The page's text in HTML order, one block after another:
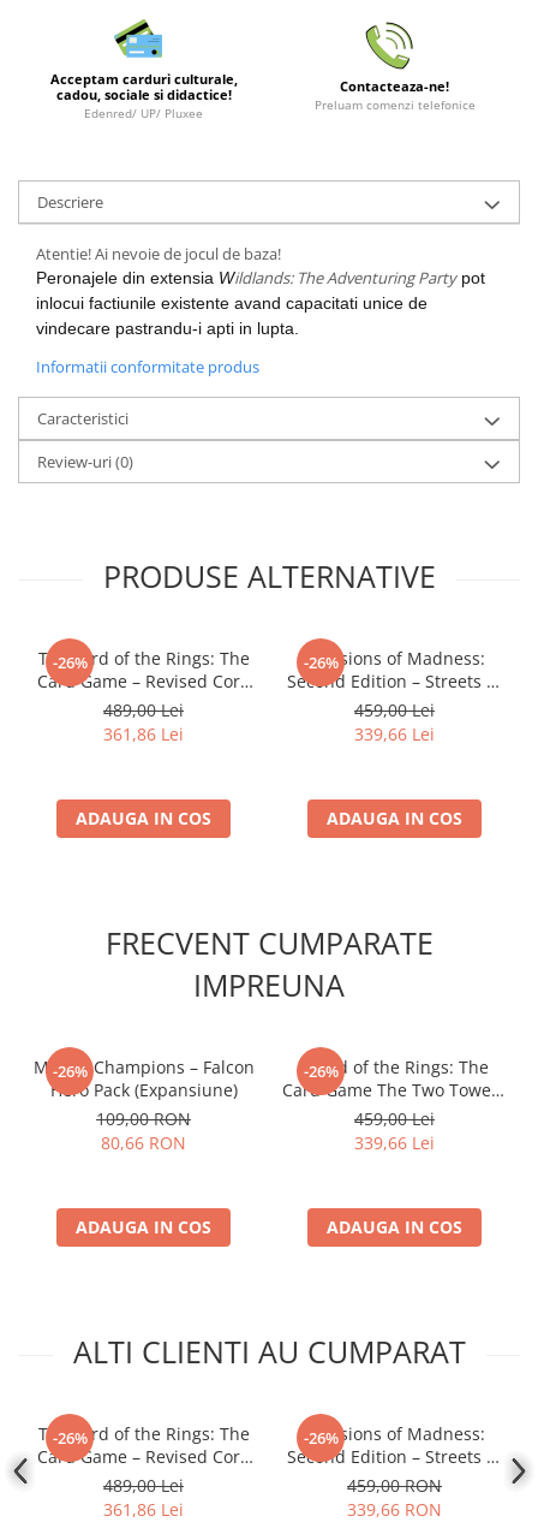
Geek Stuff
Brelocuri
Plusuri si papusi
Decoratiuni
Carti
Fesuri
Studio Ghibli/My Neighbor
Totoro/Kiki etc
Minecraft
Lord of The Rings
Naruto Shippuden
Sailor Moon
Fallout
KPop Demon Hunters
Retro Arcade – Jocuri, Console si
Hello Kitty - Produse Oficiale
Sanrio
Comic Books (Benzi Desenate)
DragonBallZ
Yu-Gi-Oh!
Accesorii TCG
Cardfight!! Vanguard
Weis Schwarz
Flesh and Blood
Acceptam carduri culturale,
cadou, sociale si didactice!
Edenred/ UP/ Pluxee
Contacteaza-ne!
Preluam comenzi telefonice
Descriere
Atentie! Ai nevoie de jocul de baza!
Peronajele din extensia Wildlands: The Adventuring Partypot
inlocui factiunile existente avand capacitati unice de
vindecare pastrandu-i apti in lupta.
Informatii conformitate produs
Caracteristici
Review-uri(0)
PRODUSE ALTERNATIVE
-26%
The Lord of the Rings: The
Card Game – Revised Core
Set
489,00 Lei
361,86 Lei
ADAUGA IN COS
-26%
Mansions of Madness:
Second Edition – Streets of
Arkham: Expansion
459,00 Lei
339,66 Lei
ADAUGA IN COS
FRECVENT CUMPARATE
IMPREUNA
-26%
Marvel Champions – Falcon
Hero Pack (Expansiune)
109,00 RON
80,66 RON
ADAUGA IN COS
-26%
- Lord of the Rings: The
Card Game The Two Towers
Saga Expansion
459,00 Lei
339,66 Lei
ADAUGA IN COS
ALTI CLIENTI AU CUMPARAT
-26%
The Lord of the Rings: The
Card Game – Revised Core
Set
489,00 Lei
361,86 Lei
-26%
Mansions of Madness:
Second Edition – Streets of
Arkham: Expansion
459,00 RON
339,66 RON